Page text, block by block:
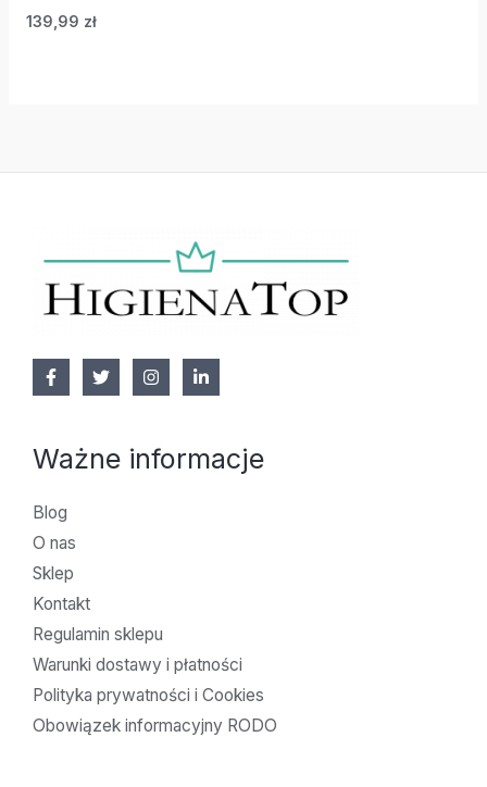
139,99 zł
Ważne informacje
Blog
O nas
Sklep
Kontakt
Regulamin sklepu
Warunki dostawy i płatności
Polityka prywatności i Cookies
Obowiązek informacyjny RODO